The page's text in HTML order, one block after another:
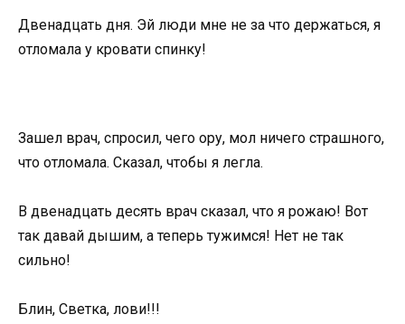
Двенадцать дня. Эй люди мне не за что держаться, я
отломала у кровати спинку!
Зашел врач, спросил, чего ору, мол ничего страшного,
что отломала. Сказал, чтобы я легла.
В двенадцать десять врач сказал, что я рожаю! Вот
так давай дышим, а теперь тужимся! Нет не так
сильно!
Блин, Светка, лови!!!